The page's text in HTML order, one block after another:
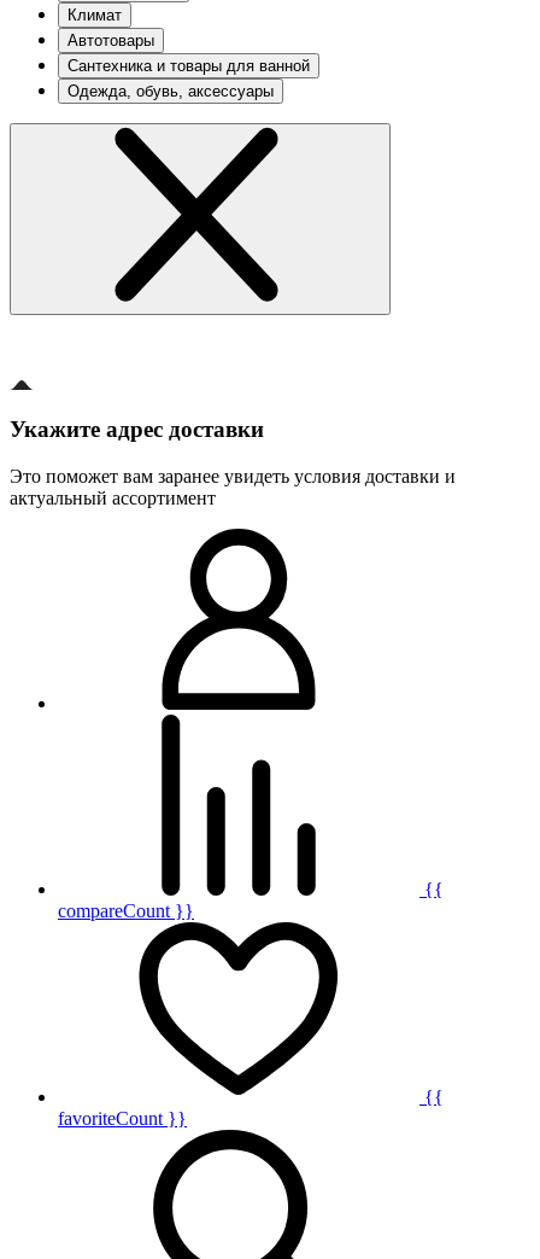
Климат
Автотовары
Сантехника и товары для ванной
Одежда, обувь, аксессуары
Укажите адрес доставки
Это поможет вам заранее увидеть условия доставки и
актуальный ассортимент
{{
compareCount }}
{{
favoriteCount }}